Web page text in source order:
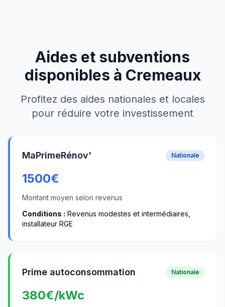
Aides et subventions
disponibles à Cremeaux
Profitez des aides nationales et locales
pour réduire votre investissement
MaPrimeRénov' Nationale
1500€
Montant moyen selon revenus
Conditions : Revenus modestes et intermédiaires,
installateur RGE
Prime autoconsommation Nationale
380€/kWc